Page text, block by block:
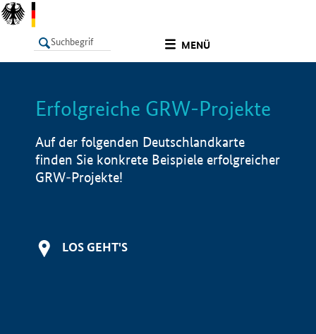
MENÜ
LISTE Info
Erfolgreiche GRW-Projekte
Auf der folgenden Deutschlandkarte
finden Sie konkrete Beispiele erfolgreicher
GRW-Projekte!
LOS GEHT'S